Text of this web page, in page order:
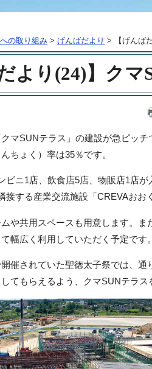
の取り組み > げんばだより > 【げんば
より(24)】クマ
マSUNテラス」の建設が急ピッ
ちょく）率は35％です。
ビニ1店、飲食店5店、物販店1店
接する産業交流施設「CREVAおお
や共用スペースも用意します。
幅広く利用していただく予定です。
催されていた聖徳太子祭では、
てもらえるよう、クマSUNテラ